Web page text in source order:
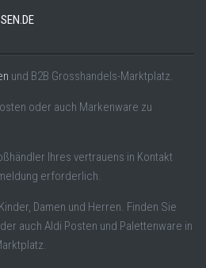
und B2B Grosshandels-Marktplatz.
oder auch Markenware zu
Ihres vertrauens in Kontakt
erforderlich.
Damen und Herren. Finden Sie
auch Aldi Posten und Palettenware in